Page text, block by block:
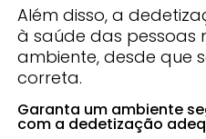
Além disso, a
à saúde das pessoas
ambiente, desde que
correta.
Garanta um ambiente
com a dedetização